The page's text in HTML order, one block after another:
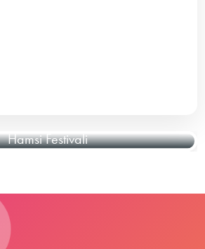
Hamsi Festivali